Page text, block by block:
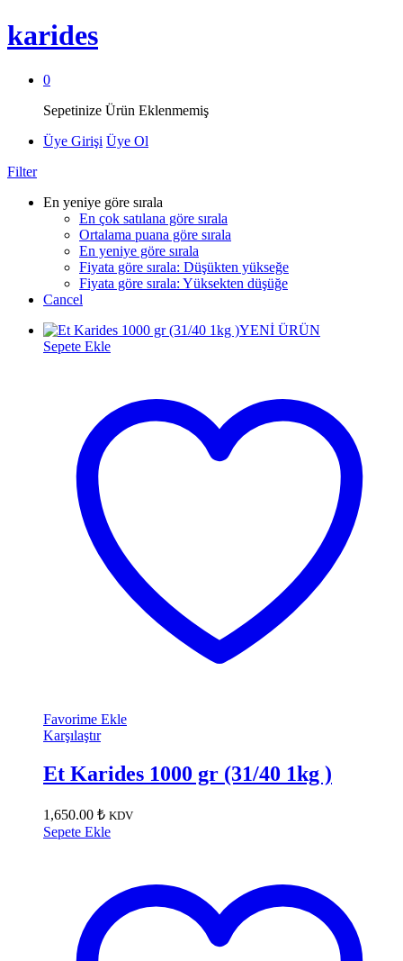
karides
0
Sepetinize Ürün Eklenmemiş
Üye Girişi Üye Ol
Filter
En yeniye göre sırala
En çok satılana göre sırala
Ortalama puana göre sırala
En yeniye göre sırala
Fiyata göre sırala: Düşükten yükseğe
Fiyata göre sırala: Yüksekten düşüğe
Cancel
YENİ ÜRÜN
Sepete Ekle
Favorime Ekle
Karşılaştır
Et Karides 1000 gr (31/40 1kg )
1,650.00 ₺ KDV
Sepete Ekle